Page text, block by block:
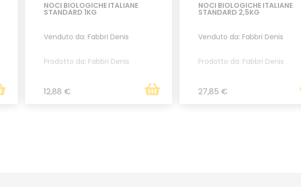
NOCI BIOLOGICHE ITALIANE
STANDARD 1KG
Venduto da: Fabbri Denis
Prodotto da: Fabbri Denis
12,88 €
NOCI BIOLOGICHE ITALIANE
STANDARD 2,5KG
Venduto da: Fabbri Denis
Prodotto da: Fabbri Denis
27,85 €